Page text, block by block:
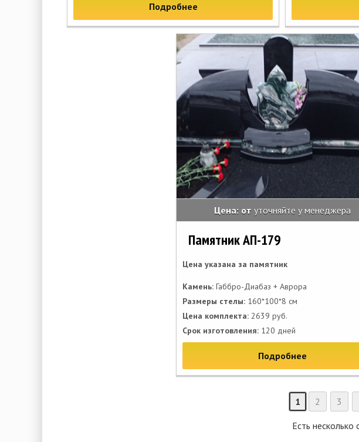
Подробнее
Цена: от уточняйте у менеджера
Памятник АП-179
Цена указана за памятник
Камень: Габбро-Диабаз + Аврора
Размеры стелы: 160*100*8 см
Цена комплекта: 2639 руб.
Срок изготовления: 120 дней
Подробнее
1 2 3
Есть